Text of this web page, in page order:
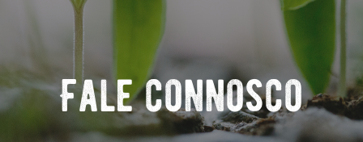
Fale connosco